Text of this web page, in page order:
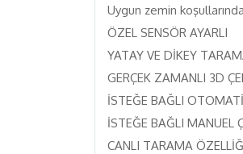
Uygun zemin
ÖZEL SENSÖR AYARLI
YATAY VE DİKEY
GERÇEK ZAMANLI 3D
İSTEĞE BAĞLI
İSTEĞE BAĞLI MANUEL
CANLI TARAMA